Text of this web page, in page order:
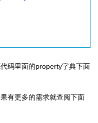
码里面的property字典下面
有更多的需求就查阅下面